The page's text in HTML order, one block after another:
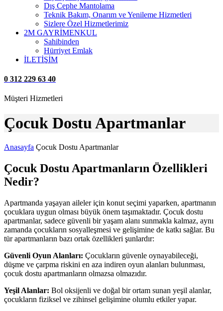
Dış Cephe Mantolama
Teknik Bakım, Onarım ve Yenileme Hizmetleri
Sizlere Özel Hizmetlerimiz
2M GAYRİMENKUL
Sahibinden
Hürriyet Emlak
İLETİŞİM
0 312 229 63 40
Müşteri Hizmetleri
Çocuk Dostu Apartmanlar
Anasayfa Çocuk Dostu Apartmanlar
Çocuk Dostu Apartmanların Özellikleri
Nedir?
Apartmanda yaşayan aileler için konut seçimi yaparken, apartmanın
çocuklara uygun olması büyük önem taşımaktadır. Çocuk dostu
apartmanlar, sadece güvenli bir yaşam alanı sunmakla kalmaz, aynı
zamanda çocukların sosyalleşmesi ve gelişimine de katkı sağlar. Bu
tür apartmanların bazı ortak özellikleri şunlardır:
Güvenli Oyun Alanları: Çocukların güvenle oynayabileceği,
düşme ve çarpma riskini en aza indiren oyun alanları bulunması,
çocuk dostu apartmanların olmazsa olmazıdır.
Yeşil Alanlar: Bol oksijenli ve doğal bir ortam sunan yeşil alanlar,
çocukların fiziksel ve zihinsel gelişimine olumlu etkiler yapar.